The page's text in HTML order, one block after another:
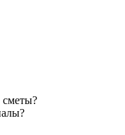
сметы?